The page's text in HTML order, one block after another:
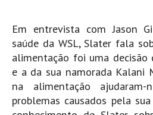
Costa da Caparica - Praia CDS - HD
Costa da Caparica - Marcelino Beach
Costa da Caparica - Fonte da Telha HD
ALENTEJO / ALGARVE
Monte Clérigo HD - O sargo
Em entrevista com Jason
saúde da WSL, Slater fala
alimentação foi uma decisão
e a da sua namorada Kalani
na alimentação
problemas causados pela